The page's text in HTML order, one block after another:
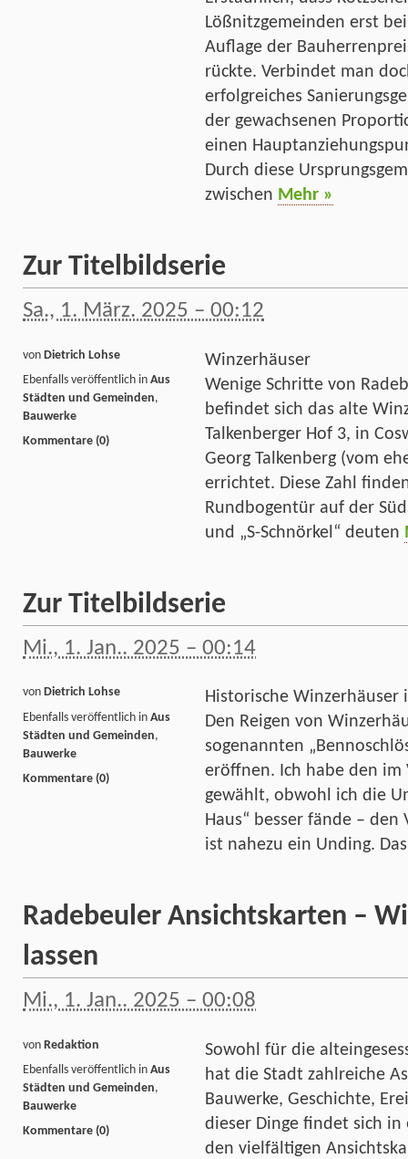
Lößnitzgemeinden erst
Auflage der
rückte. Verbindet man
erfolgreiches
der gewachsenen
einen
Durch diese
zwischen Mehr »
Zur Titelbildserie
Sa., 1. März. 2025 – 00:12
Winzerhäuser
Wenige Schritte von
befindet sich das alte
Talkenberger Hof 3, in
Georg Talkenberg (vom
errichtet. Diese Zahl
Rundbogentür auf der
und „S-Schnörkel“ deuten
von Dietrich Lohse
Ebenfalls veröffentlich in Aus
Städten und Gemeinden,
Bauwerke
Kommentare (0)
Zur Titelbildserie
Mi., 1. Jan.. 2025 – 00:14
Historische Winzerhäuser
Den Reigen von
sogenannten
eröffnen. Ich habe den
gewählt, obwohl ich die
Haus“ besser fände –
ist nahezu ein Unding.
von Dietrich Lohse
Ebenfalls veröffentlich in Aus
Städten und Gemeinden,
Bauwerke
Kommentare (0)
Radebeuler Ansichtskarten –
lassen
Mi., 1. Jan.. 2025 – 00:08
Sowohl für die
hat die Stadt zahlreiche
Bauwerke, Geschichte,
dieser Dinge findet sich
den vielfältigen
von Redaktion
Ebenfalls veröffentlich in Aus
Städten und Gemeinden,
Bauwerke
Kommentare (0)